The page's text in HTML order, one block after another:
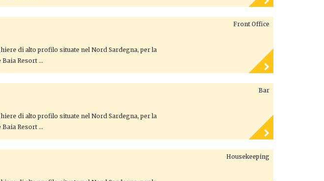
Front Office
di alto profilo situate nel Nord Sardegna, per la
Baia Resort …
Bar
di alto profilo situate nel Nord Sardegna, per la
Baia Resort …
Housekeeping